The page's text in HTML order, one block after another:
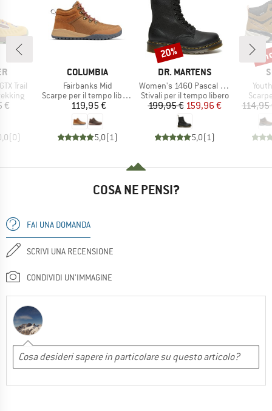
Trail
€
(0)
MARCHIO
COLUMBIA
Articolo
Fairbanks Mid
Gruppo di prodotti
Scarpe per il tempo libero
Prezzo
119,95 €
5,0(1)
MARCHIO
DR. MARTENS
Articolo
Women's 1460 Pascal Virginia
Gruppo di prodotti
Stivali per il tempo libero
Prezzo
199,95 €Prezzo ridotto
159,96 €
5,0(1)
Sconto
20%
114,95
COSA NE PENSI?
FAI UNA DOMANDA
SCRIVI UNA RECENSIONE
CONDIVIDI UN'IMMAGINE